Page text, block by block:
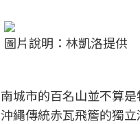
圖片說明：林凱洛提供
南城市的百名山並不算
沖繩傳統赤瓦飛簷的獨